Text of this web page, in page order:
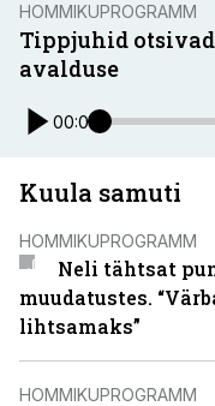
HOMMIKUPROGRAMM
Tippjuhid
avalduse
00:00
Kuula samuti
HOMMIKUPROGRAMM
Neli tähtsat
muudatustes.
lihtsamaks”
HOMMIKUPROGRAMM